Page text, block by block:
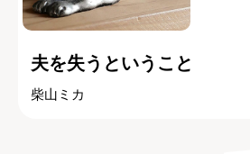
夫を失うということ
柴山ミカ